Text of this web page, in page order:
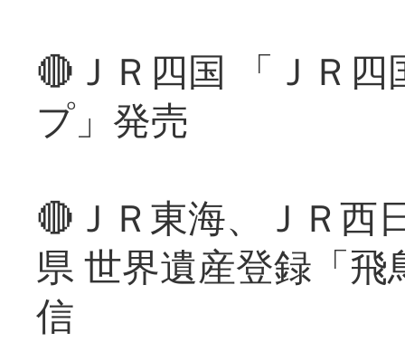
🔴ＪＲ四国 「ＪＲ
プ」発売
🔴ＪＲ東海、ＪＲ西
県 世界遺産登録「
信